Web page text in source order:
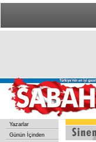
Yazarlar
Günün İçinden